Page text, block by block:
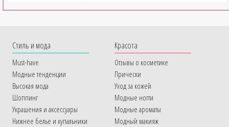
Cтиль и мода
Must-have
Модные тенденции
Высокая мода
Шоппинг
Украшения и аксессуары
Нижнее белье и купальники
Красота
Отзывы о косметике
Прически
Уход за кожей
Модные ногти
Модные ароматы
Модный макияж